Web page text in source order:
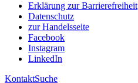
Erklärung zur Barrierefreiheit
Datenschutz
zur Handelsseite
Facebook
Instagram
LinkedIn
KontaktSuche